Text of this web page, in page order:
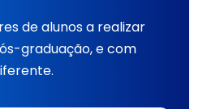
de alunos a realizar
graduação, e com